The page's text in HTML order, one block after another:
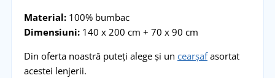
Material:100% bumbac
Dimensiuni:140 x 200 cm + 70 x 90 cm
Din oferta noastră puteți alege și un cearșafasortat
acestei lenjerii.